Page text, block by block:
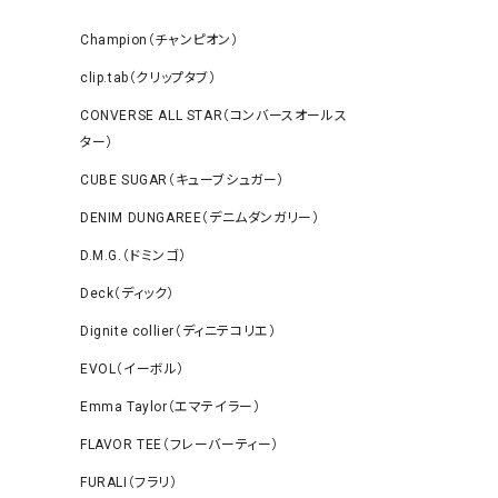
Champion（チャンピオン）
clip.tab（クリップタブ）
CONVERSE ALL STAR（コンバースオールス
ター）
CUBE SUGAR（キューブシュガー）
DENIM DUNGAREE（デニムダンガリー）
D.M.G.（ドミンゴ）
Deck（ディック）
Dignite collier（ディニテコリエ）
EVOL（イーボル）
Emma Taylor（エマテイラー）
FLAVOR TEE（フレーバーティー）
FURALI（フラリ）